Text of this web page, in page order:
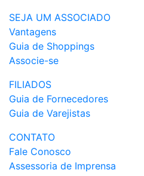
SEJA UM ASSOCIADO
Vantagens
Guia de Shoppings
Associe-se
FILIADOS
Guia de Fornecedores
Guia de Varejistas
CONTATO
Fale Conosco
Assessoria de Imprensa